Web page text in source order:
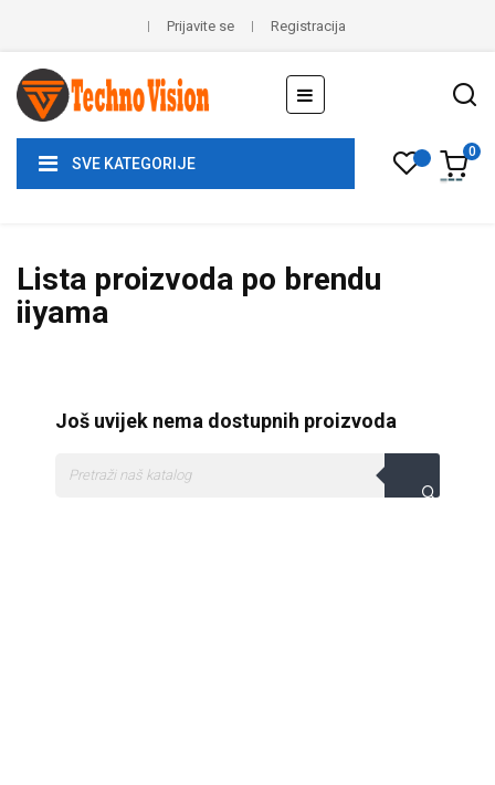
Prijavite se Registracija
Toggle
navigation
☰
SVE KATEGORIJE
0
Lista proizvoda po brendu
iiyama
Još uvijek nema dostupnih proizvoda